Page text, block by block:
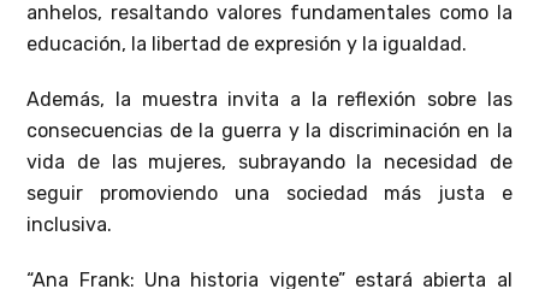
anhelos, resaltando valores fundamentales como la
educación, la libertad de expresión y la igualdad.
Además, la muestra invita a la reflexión sobre las
consecuencias de la guerra y la discriminación en la
vida de las mujeres, subrayando la necesidad de
seguir promoviendo una sociedad más justa e
inclusiva.
“Ana Frank: Una historia vigente” estará abierta al